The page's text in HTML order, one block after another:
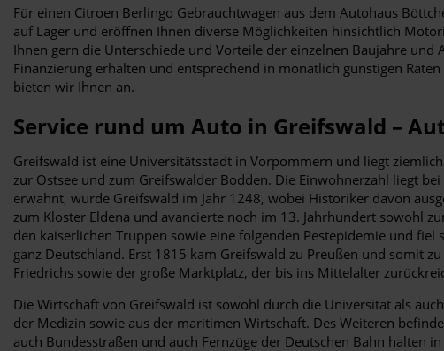
Für einen Citroen Berlingo Gebrauchtwagen aus dem Autohaus
auf Lager und eröffnen Ihnen diverse Möglichkeiten hinsichtlich
Ihnen gern die Unterschiede und Vorteile der einzelnen Baujahre und
Finanzierung erhalten und entsprechend in monatlich günstigen
bieten wir Ihnen an.
Service rund um Auto in Greifswald –
Greifswald ist eine Universitätsstadt in Vorpommern und liegt
zur Ostsee und zum Greifswalder Bodden. Die Einwohnerzahl liegt
erwähnt, wurde Greifswald im Jahr 1248, wobei Historiker davon
zum Kloster Eldena und avancierte noch im 13. Jahrhundert sowohl
den kaiserlichen Truppen sowie eine folgenden Pestepidemie und
ganz Deutschland. Erst 1815 kam Greifswald zu Preußen und somit
Friedrichs sowie der große Marktplatz, der bis ins Mittelalter
Die Wirtschaft von Greifswald ist sowohl durch die Universität als
der Medizin sowie aus der maritimen Wirtschaft. Des Weiteren
auch Bundesstraßen und auch Fernzüge der Deutschen Bahn halten